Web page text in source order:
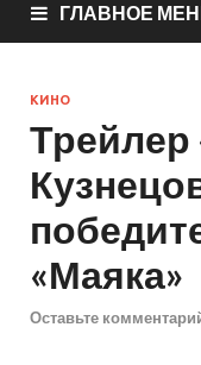
ГЛАВНОЕ
КИНО
Трейлер
«Маяка»
Оставьте